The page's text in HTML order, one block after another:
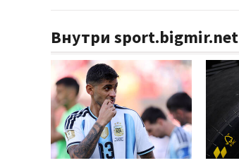
Внутри sport.bigmir.net